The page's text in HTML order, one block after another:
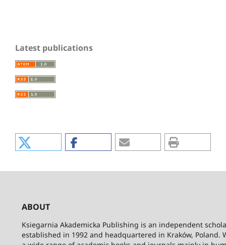
Latest publications
ABOUT
Ksiegarnia Akademicka Publishing is an independent
established in 1992 and headquartered in Kraków, Poland.